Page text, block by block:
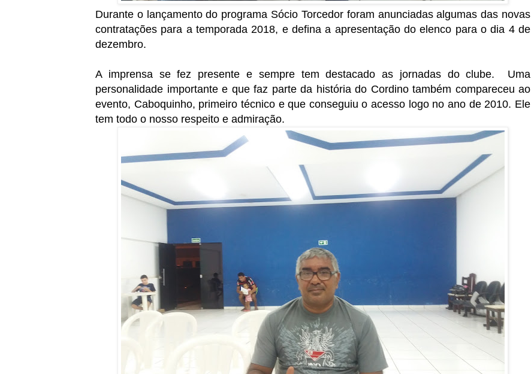
Durante o lançamento do programa Sócio Torcedor foram anunciadas algumas das novas
contratações para a temporada 2018, e defina a apresentação do elenco para o dia 4 de
dezembro.
A imprensa se fez presente e sempre tem destacado as jornadas do clube. Uma
personalidade importante e que faz parte da história do Cordino também compareceu ao
evento, Caboquinho, primeiro técnico e que conseguiu o acesso logo no ano de 2010. Ele
tem todo o nosso respeito e admiração.